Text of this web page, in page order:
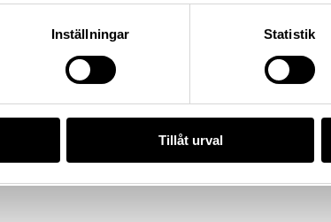
Inställningar Statistik
Tillåt urval